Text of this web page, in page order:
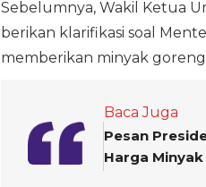
Sebelumnya, Wakil Ketua
berikan klarifikasi soal
memberikan minyak
Baca Juga
Pesan
Harga